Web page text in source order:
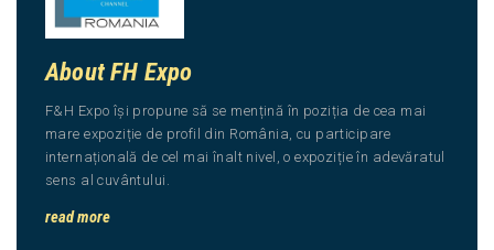
About FH Expo
F&H Expo își propune să se mențină în poziția de cea mai
mare expoziție de profil din România, cu participare
internațională de cel mai înalt nivel, o expoziție în adevăratul
sens al cuvântului.
read more